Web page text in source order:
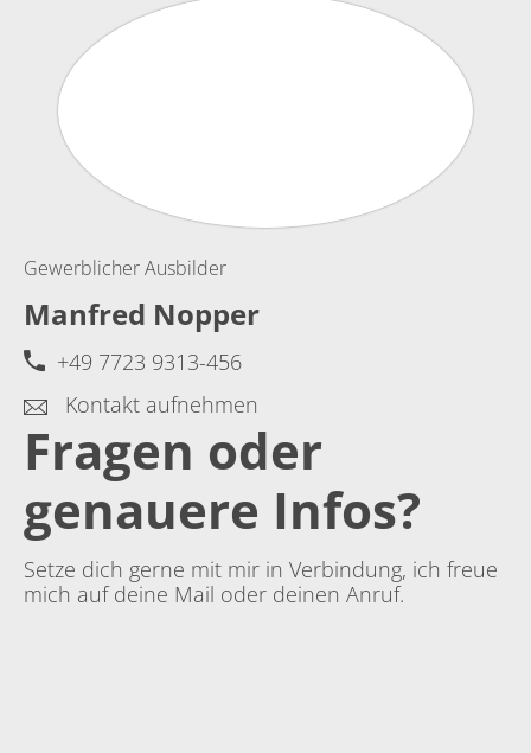
Gewerblicher Ausbilder
Manfred Nopper
+49 7723 9313-456
Kontakt aufnehmen
Fragen oder
genauere Infos?
Setze dich gerne mit mir in Verbindung, ich freue
mich auf deine Mail oder deinen Anruf.